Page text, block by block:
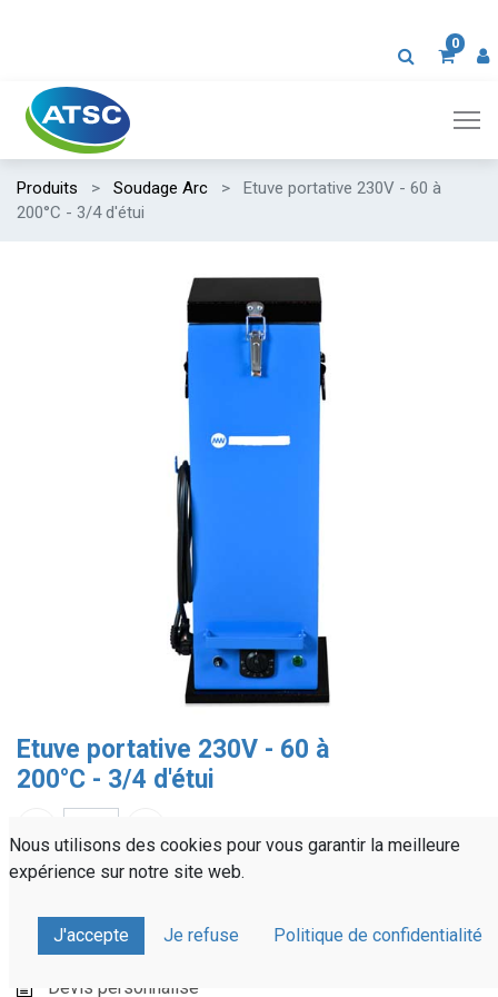
0
Produits Soudage Arc
Etuve portative 230V - 60 à
200°C - 3/4 d'étui
Etuve portative 230V - 60 à
200°C - 3/4 d'étui
Référence : ETEC10
Partager sur :
Devis personnalisé
Nous utilisons des cookies pour vous garantir la meilleure
expérience sur notre site web.
J'accepte Je refuse Politique de confidentialité